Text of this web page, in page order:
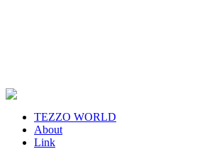
TEZZO WORLD
About
Link